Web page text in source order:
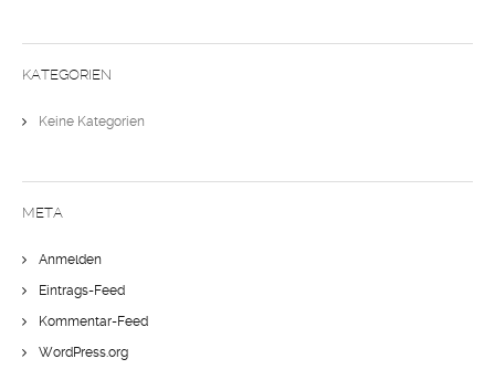
KATEGORIEN
Keine Kategorien
META
Anmelden
Eintrags-Feed
Kommentar-Feed
WordPress.org